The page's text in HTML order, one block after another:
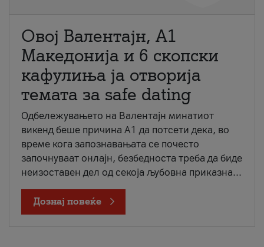
Овој Валентајн, A1
Македонија и 6 скопски
кафулиња ја отворија
темата за safe dating
Одбележувањето на Валентајн минатиот
викенд беше причина А1 да потсети дека, во
време кога запознавањата се почесто
започнуваат онлајн, безбедноста треба да биде
неизоставен дел од секоја љубовна приказна...
Дознај повеќе